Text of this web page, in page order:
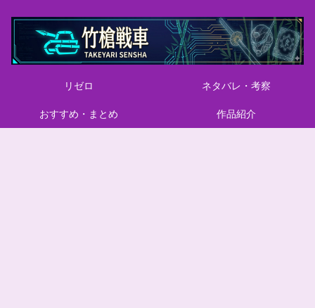
リゼロ ネタバレ・考察
おすすめ・まとめ 作品紹介